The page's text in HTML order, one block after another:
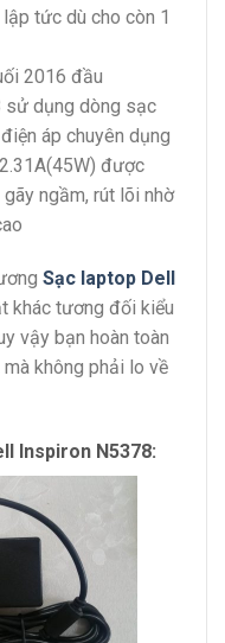
tức dù cho còn 1
2016 đầu
dụng dòng sạc
áp chuyên dụng
được
ngầm, rút lõi nhờ
Sạc laptop Dell
khác tương đối kiểu
vậy bạn hoàn toàn
không phải lo về
Inspiron N5378: